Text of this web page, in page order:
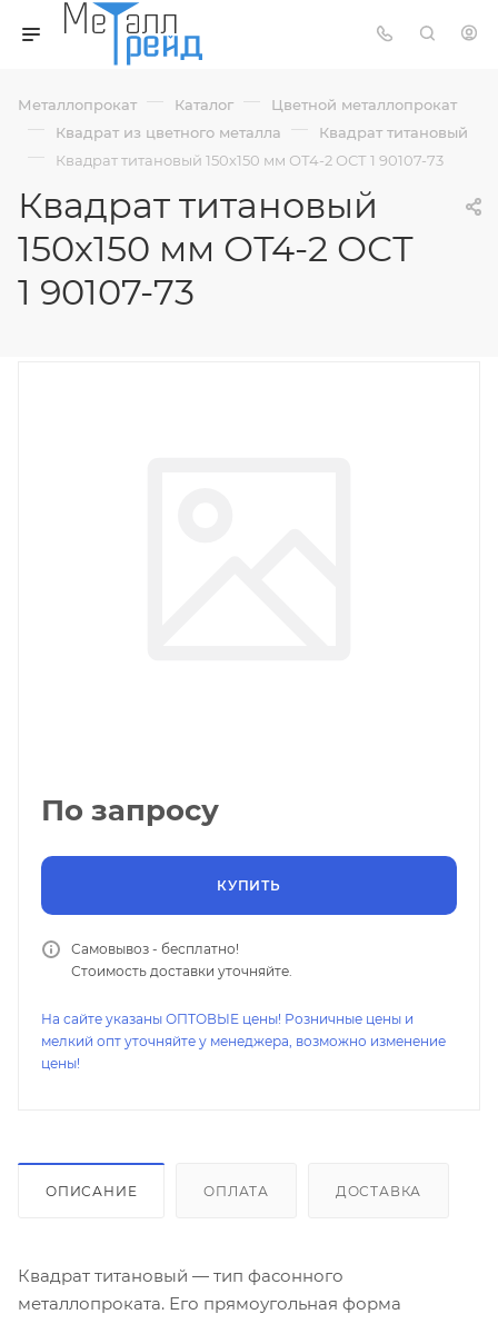
Металлопрокат — Каталог — Цветной металлопрокат
— Квадрат из цветного металла — Квадрат титановый
— Квадрат титановый 150х150 мм ОТ4-2 ОСТ 1 90107-73
Квадрат титановый
150х150 мм ОТ4-2 ОСТ
1 90107-73
По запросу
КУПИТЬ
Самовывоз - бесплатно!
Стоимость доставки уточняйте.
На сайте указаны ОПТОВЫЕ цены! Розничные цены и
мелкий опт уточняйте у менеджера, возможно изменение
цены!
ОПИСАНИЕ ОПЛАТА ДОСТАВКА
Квадрат титановый — тип фасонного
металлопроката. Его прямоугольная форма